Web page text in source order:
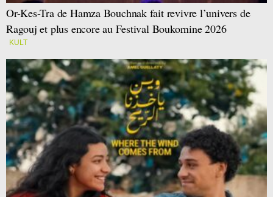
Or-Kes-Tra de Hamza Bouchnak fait revivre l’univers de
Ragouj et plus encore au Festival Boukornine 2026
KULT